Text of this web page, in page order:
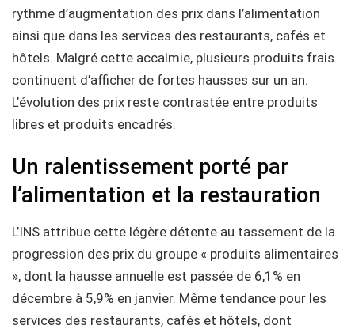
rythme d’augmentation des prix dans l’alimentation
ainsi que dans les services des restaurants, cafés et
hôtels. Malgré cette accalmie, plusieurs produits frais
continuent d’afficher de fortes hausses sur un an.
L’évolution des prix reste contrastée entre produits
libres et produits encadrés.
Un ralentissement porté par
l’alimentation et la restauration
L’INS attribue cette légère détente au tassement de la
progression des prix du groupe « produits alimentaires
», dont la hausse annuelle est passée de 6,1% en
décembre à 5,9% en janvier. Même tendance pour les
services des restaurants, cafés et hôtels, dont